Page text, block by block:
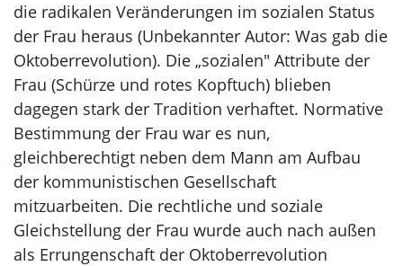
die radikalen Veränderungen im sozialen Status
der Frau heraus (Unbekannter Autor: Was gab die
Oktoberrevolution). Die „sozialen" Attribute der
Frau (Schürze und rotes Kopftuch) blieben
dagegen stark der Tradition verhaftet. Normative
Bestimmung der Frau war es nun,
gleichberechtigt neben dem Mann am Aufbau
der kommunistischen Gesellschaft
mitzuarbeiten. Die rechtliche und soziale
Gleichstellung der Frau wurde auch nach außen
als Errungenschaft der Oktoberrevolution